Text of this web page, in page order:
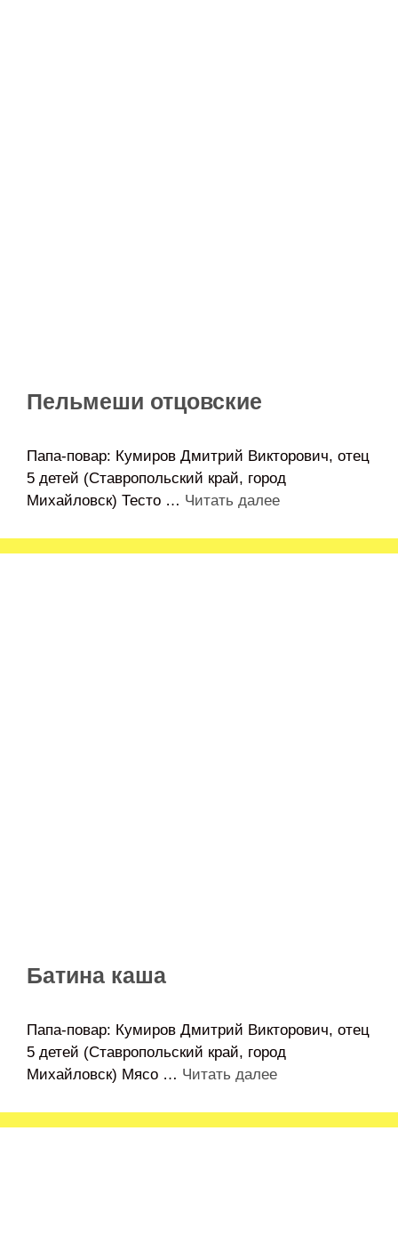
Пельмеши отцовские
Папа-повар: Кумиров Дмитрий Викторович, отец
5 детей (Ставропольский край, город
Михайловск) Тесто … Читать далее
Батина каша
Папа-повар: Кумиров Дмитрий Викторович, отец
5 детей (Ставропольский край, город
Михайловск) Мясо … Читать далее